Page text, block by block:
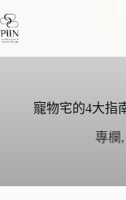
至
寵物宅的4大指
專欄,